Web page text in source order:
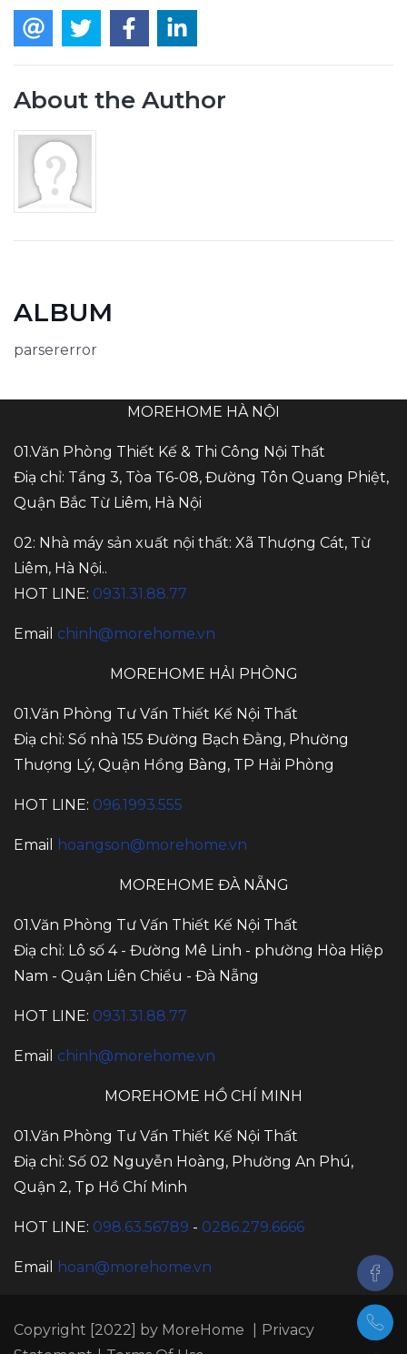
About the Author
ALBUM
parsererror
MOREHOME HÀ NỘI
01.Văn Phòng Thiết Kế & Thi Công Nội Thất
Điạ chỉ: Tầng 3, Tòa T6-08, Đường Tôn Quang Phiệt,
Quận Bắc Từ Liêm, Hà Nội
02: Nhà máy sản xuất nội thất: Xã Thượng Cát, Từ
Liêm, Hà Nội..
HOT LINE: 0931.31.88.77
Email chinh@morehome.vn
MOREHOME HẢI PHÒNG
01.Văn Phòng Tư Vấn Thiết Kế Nội Thất
Điạ chỉ: Số nhà 155 Đường Bạch Đằng, Phường
Thượng Lý, Quận Hồng Bàng, TP Hải Phòng
HOT LINE: 096.1993.555
Email hoangson@morehome.vn
MOREHOME ĐÀ NẴNG
01.Văn Phòng Tư Vấn Thiết Kế Nội Thất
Điạ chỉ: Lô số 4 - Đường Mê Linh - phường Hòa Hiệp
Nam - Quận Liên Chiểu - Đà Nẵng
HOT LINE: 0931.31.88.77
Email chinh@morehome.vn
MOREHOME HỒ CHÍ MINH
01.Văn Phòng Tư Vấn Thiết Kế Nội Thất
Điạ chỉ: Số 02 Nguyễn Hoàng, Phường An Phú,
Quận 2, Tp Hồ Chí Minh
HOT LINE: 098.63.56789 - 0286.279.6666
Email hoan@morehome.vn
Copyright [2022] by MoreHome
Privacy